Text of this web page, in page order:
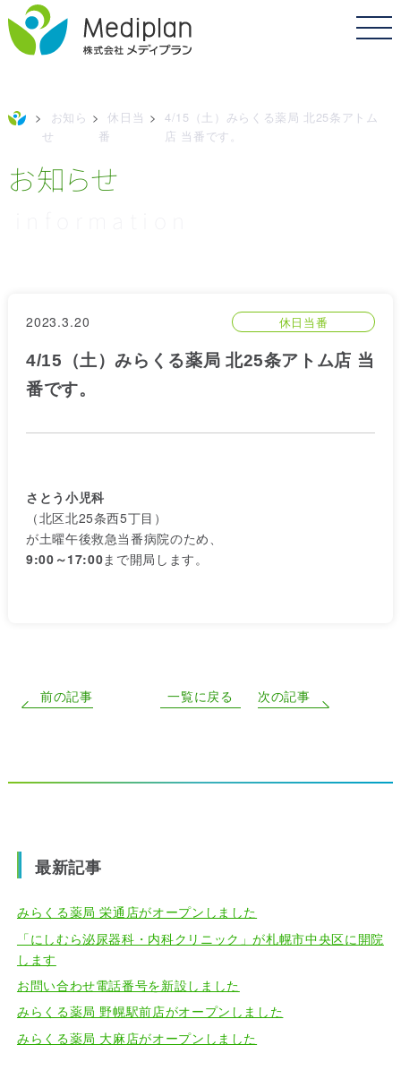
>
お知ら
せ
>
休日当
番
> 4/15（土）みらくる薬局 北25条アトム
店 当番です。
お知らせ
2023.3.20 休日当番
4/15（土）みらくる薬局 北25条アトム店 当
番です。
さとう小児科
（北区北25条西5丁目）
が土曜午後救急当番病院のため、
9:00～17:00まで開局します。
前の記事 一覧に戻る 次の記事
最新記事
みらくる薬局 栄通店がオープンしました
「にしむら泌尿器科・内科クリニック」が札幌市中央区に開院
します
お問い合わせ電話番号を新設しました
みらくる薬局 野幌駅前店がオープンしました
みらくる薬局 大麻店がオープンしました